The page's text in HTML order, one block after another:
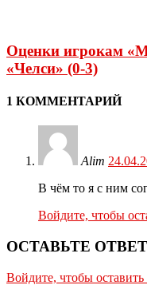
Оценки игрокам
«Челси» (0-3)
1 КОММЕНТАРИЙ
Alim
В чём то я с ним
Войдите, чтобы
ОСТАВЬТЕ ОТВЕТ
Войдите, чтобы